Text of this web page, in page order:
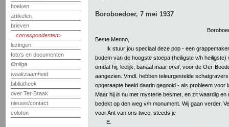
boeken
artikelen
brieven
correspondenten
lezingen
foto's en documenten
filmliga
waakzaamheid
bibliotheek
over Ter Braak
nieuws/contact
colofon
Boroboedoer, 7 mei 1937
Beste Menno,
Ik stuur jou speciaal deze pop - een
bodem van de hoogste stoepa (heiligste v/h heiligste)
omdat hij, leelijk, banaal maar onaf, voor de Oer-
aangezien. Vmdl. hebben teleurgestelde
opgeraapte beeld daarin gegooid - als probleem voor
Maar hij is nu met mysterie besmet, en zit waardig en
bedekt op den weg v/h monument. Wij gaan verder.
voor Ant van ons twee, steeds je
E.